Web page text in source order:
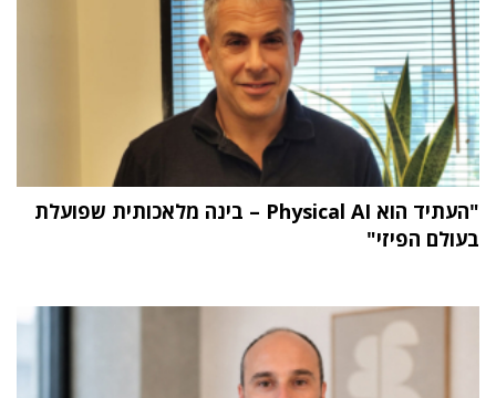
"העתיד הוא Physical AI – בינה מלאכותית שפועלת
בעולם הפיזי"